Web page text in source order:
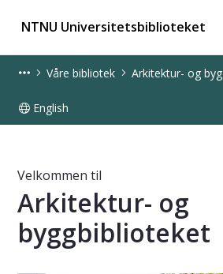
NTNU Universitetsbiblioteket
Våre bibliotek
English
Velkommen til
Arkitektur- og
byggbiblioteket